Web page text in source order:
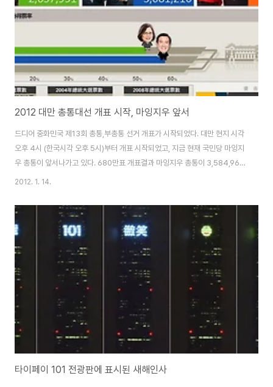
台妹틱해졌습니다. 중국에서 공부하면서 ..
2012 대만 총통대선 개표 시작, 마잉지우 앞서
드디어 중화민국 제13회 총통,부총통 선거 개표가 시작되었다. 대만 현지 시각
오후 4시 (한국시각 오후 5시)부터 개표 시작되었고, 지금 현재 국민당 마잉지
우 총통이 앞서나가고 있다. 680만표 개표결과 마잉지우 총통이 3,584,967
표를 획득 52% 득표율. 차이잉원 후보는 3,061,957표를 획득 44% 득표율
후보가 당선 될 것으로 판단된다. 2012 대만총통대선 생생한 투표 현장 대만
총통선거, 국민당vs민진당 박빙대결
2012. 1. 14.
타이페이 101 전광판에 표시된 새해인사